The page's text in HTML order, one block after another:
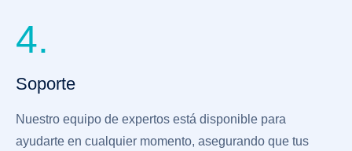
4.
Soporte
Nuestro equipo de expertos está disponible para
ayudarte en cualquier momento, asegurando que tus